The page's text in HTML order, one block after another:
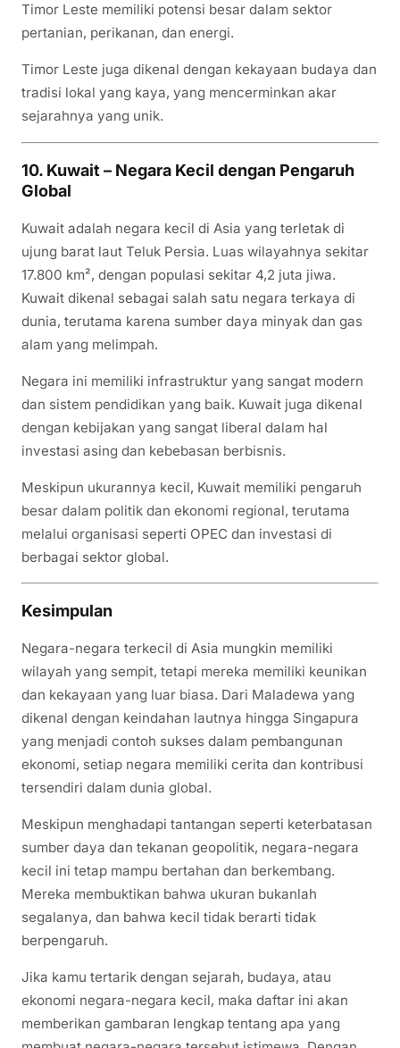
Timor Leste memiliki potensi besar dalam sektor
pertanian, perikanan, dan energi.
Timor Leste juga dikenal dengan kekayaan budaya dan
tradisi lokal yang kaya, yang mencerminkan akar
sejarahnya yang unik.
10. Kuwait – Negara Kecil dengan Pengaruh
Global
Kuwait adalah negara kecil di Asia yang terletak di
ujung barat laut Teluk Persia. Luas wilayahnya sekitar
17.800 km², dengan populasi sekitar 4,2 juta jiwa.
Kuwait dikenal sebagai salah satu negara terkaya di
dunia, terutama karena sumber daya minyak dan gas
alam yang melimpah.
Negara ini memiliki infrastruktur yang sangat modern
dan sistem pendidikan yang baik. Kuwait juga dikenal
dengan kebijakan yang sangat liberal dalam hal
investasi asing dan kebebasan berbisnis.
Meskipun ukurannya kecil, Kuwait memiliki pengaruh
besar dalam politik dan ekonomi regional, terutama
melalui organisasi seperti OPEC dan investasi di
berbagai sektor global.
Kesimpulan
Negara-negara terkecil di Asia mungkin memiliki
wilayah yang sempit, tetapi mereka memiliki keunikan
dan kekayaan yang luar biasa. Dari Maladewa yang
dikenal dengan keindahan lautnya hingga Singapura
yang menjadi contoh sukses dalam pembangunan
ekonomi, setiap negara memiliki cerita dan kontribusi
tersendiri dalam dunia global.
Meskipun menghadapi tantangan seperti keterbatasan
sumber daya dan tekanan geopolitik, negara-negara
kecil ini tetap mampu bertahan dan berkembang.
Mereka membuktikan bahwa ukuran bukanlah
segalanya, dan bahwa kecil tidak berarti tidak
berpengaruh.
Jika kamu tertarik dengan sejarah, budaya, atau
ekonomi negara-negara kecil, maka daftar ini akan
memberikan gambaran lengkap tentang apa yang